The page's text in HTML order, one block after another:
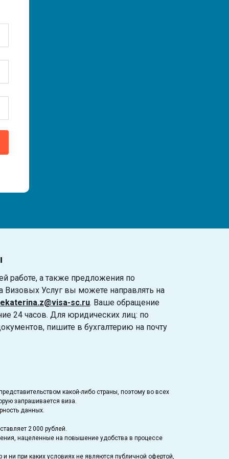
работе, а также предложения по
Услуг вы можете направлять на
ekaterina.z@visa-sc.ru. Ваше обращение
24 часов. Для юридических лиц: по
пишите в бухгалтерию на почту
какой-либо страны, поэтому во всех
запрашивается виза.
данных.
2 000 рублей.
нацеленные на повышение удобства в процессе
при каких условиях не являются публичной офертой,